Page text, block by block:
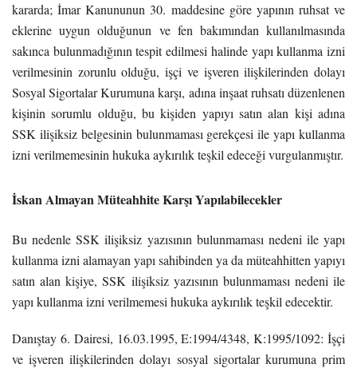
kararda; İmar Kanununun 30. maddesine göre yapının ruhsat ve
eklerine uygun olduğunun ve fen bakımından kullanılmasında
sakınca bulunmadığının tespit edilmesi halinde yapı kullanma izni
verilmesinin zorunlu olduğu, işçi ve işveren ilişkilerinden dolayı
Sosyal Sigortalar Kurumuna karşı, adına inşaat ruhsatı düzenlenen
kişinin sorumlu olduğu, bu kişiden yapıyı satın alan kişi adına
SSK ilişiksiz belgesinin bulunmaması gerekçesi ile yapı kullanma
izni verilmemesinin hukuka aykırılık teşkil edeceği vurgulanmıştır.
İskan Almayan Müteahhite Karşı Yapılabilecekler
Bu nedenle SSK ilişiksiz yazısının bulunmaması nedeni ile yapı
kullanma izni alamayan yapı sahibinden ya da müteahhitten yapıyı
satın alan kişiye, SSK ilişiksiz yazısının bulunmaması nedeni ile
yapı kullanma izni verilmemesi hukuka aykırılık teşkil edecektir.
Danıştay 6. Dairesi, 16.03.1995, E:1994/4348, K:1995/1092: İşçi
ve işveren ilişkilerinden dolayı sosyal sigortalar kurumuna prim